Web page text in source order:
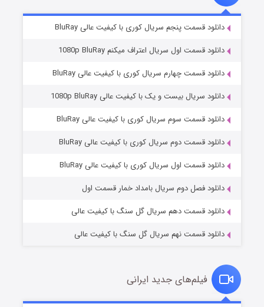
قسمت۲ (زیرنویس) منتشر شد
مردگان متحرک: شهر مرده ۳
قسمت۲ (زیرنویس) منتشر شد
دانلود قسمت پنجم سریال کوری با کیفیت عالی BluRay
دانلود قسمت اول سریال اعتراف میکنم 1080p BluRay
دانلود قسمت چهارم سریال کوری با کیفیت عالی BluRay
دانلود سریال بیست و یک با کیفیت عالی 1080p BluRay
دانلود قسمت سوم سریال کوری با کیفیت عالی BluRay
دانلود قسمت دوم سریال کوری با کیفیت عالی BluRay
دانلود قسمت اول سریال کوری با کیفیت عالی BluRay
دانلود فصل دوم سریال بامداد خمار قسمت اول
دانلود قسمت دهم سریال گل سنگ با کیفیت عالی
دانلود قسمت نهم سریال گل سنگ با کیفیت عالی
فیلم‌های جدید ایرانی